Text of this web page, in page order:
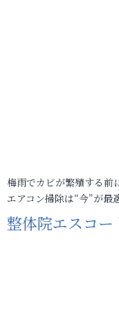
梅雨でカビが繁殖する前
エアコン掃除は“今”が最
整体院エスコ